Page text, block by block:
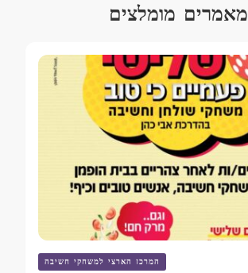
מאמרים מומלצים
המרכז הארצי למשחקי חשיבה